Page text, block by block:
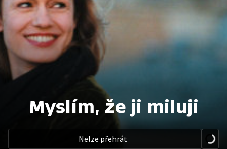
Myslím, že ji miluji
Nelze přehrát